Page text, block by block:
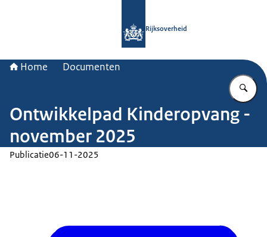
Rijksoverheid
Home Documenten
Ontwikkelpad Kinderopvang -
november 2025
Publicatie06-11-2025